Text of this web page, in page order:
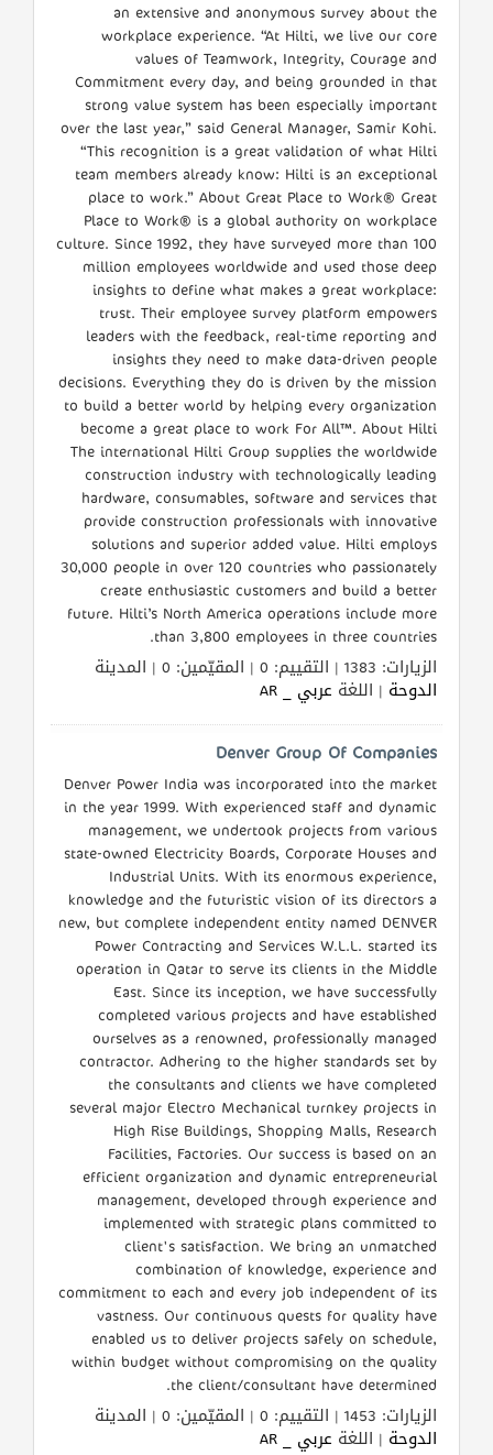
an extensive and anonymous survey about the
workplace experience. “At Hilti, we live our core
values of Teamwork, Integrity, Courage and
Commitment every day, and being grounded in that
strong value system has been especially important
over the last year,” said General Manager, Samir Kohi.
“This recognition is a great validation of what Hilti
team members already know: Hilti is an exceptional
place to work.” About Great Place to Work® Great
Place to Work® is a global authority on workplace
culture. Since 1992, they have surveyed more than 100
million employees worldwide and used those deep
insights to define what makes a great workplace:
trust. Their employee survey platform empowers
leaders with the feedback, real-time reporting and
insights they need to make data-driven people
decisions. Everything they do is driven by the mission
to build a better world by helping every organization
become a great place to work For All™. About Hilti
The international Hilti Group supplies the worldwide
construction industry with technologically leading
hardware, consumables, software and services that
provide construction professionals with innovative
solutions and superior added value. Hilti employs
30,000 people in over 120 countries who passionately
create enthusiastic customers and build a better
future. Hilti’s North America operations include more
than 3,800 employees in three countries.
الزيارات: 1383 | التقييم: 0 | المقيّمين: 0 | المدينة
الدوحة | اللغة عربي _ AR
Denver Group Of Companies
Denver Power India was incorporated into the market
in the year 1999. With experienced staff and dynamic
management, we undertook projects from various
state-owned Electricity Boards, Corporate Houses and
Industrial Units. With its enormous experience,
knowledge and the futuristic vision of its directors a
new, but complete independent entity named DENVER
Power Contracting and Services W.L.L. started its
operation in Qatar to serve its clients in the Middle
East. Since its inception, we have successfully
completed various projects and have established
ourselves as a renowned, professionally managed
contractor. Adhering to the higher standards set by
the consultants and clients we have completed
several major Electro Mechanical turnkey projects in
High Rise Buildings, Shopping Malls, Research
Facilities, Factories. Our success is based on an
efficient organization and dynamic entrepreneurial
management, developed through experience and
implemented with strategic plans committed to
client's satisfaction. We bring an unmatched
combination of knowledge, experience and
commitment to each and every job independent of its
vastness. Our continuous quests for quality have
enabled us to deliver projects safely on schedule,
within budget without compromising on the quality
the client/consultant have determined.
الزيارات: 1453 | التقييم: 0 | المقيّمين: 0 | المدينة
الدوحة | اللغة عربي _ AR